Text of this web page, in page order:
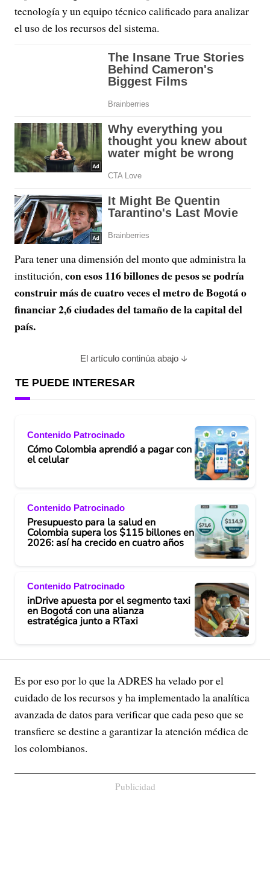
tecnología y un equipo técnico calificado para analizar
el uso de los recursos del sistema.
Para tener una dimensión del monto que administra la
institución,con esos 116 billones de pesos se podría
construir más de cuatro veces el metro de Bogotá o
financiar 2,6 ciudades del tamaño de la capital del
país.
El artículo continúa abajo
TE PUEDE INTERESAR
Contenido Patrocinado
Cómo Colombia aprendió a pagar con
el celular
Contenido Patrocinado
Presupuesto para la salud en
Colombia supera los $115 billones en
2026: así ha crecido en cuatro años
Contenido Patrocinado
inDrive apuesta por el segmento taxi
en Bogotá con una alianza
estratégica junto a RTaxi
Es por eso por lo que la ADRES ha velado por el
cuidado de los recursos y ha implementado la analítica
avanzada de datos para verificar que cada peso que se
transfiere se destine a garantizar la atención médica de
los colombianos.
Publicidad